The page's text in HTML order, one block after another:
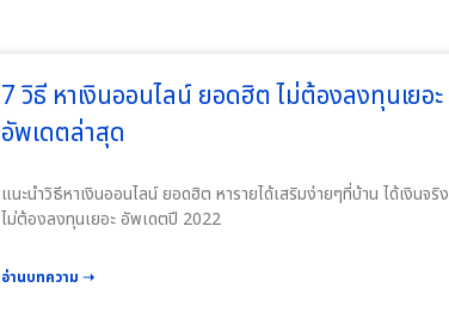
7 วิธี หาเงินออนไลน์ ยอดฮิต ไม่ต้องลงทุนเยอะ
อัพเดตล่าสุด
แนะนำวิธีหาเงินออนไลน์ ยอดฮิต หารายได้เสริมง่ายๆที่บ้าน ได้เงินจริง
ไม่ต้องลงทุนเยอะ อัพเดตปี 2022
อ่านบทความ ➝